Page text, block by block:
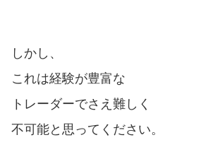
しかし、
これは経験が豊富な
トレーダーでさえ難しく
不可能と思ってください。